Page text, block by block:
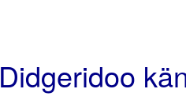
Didgeridoo